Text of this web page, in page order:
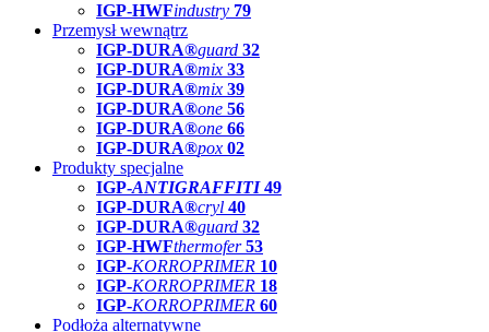
IGP-HWFindustry 79
Przemysł wewnątrz
IGP-DURA®guard 32
IGP-DURA®mix 33
IGP-DURA®mix 39
IGP-DURA®one 56
IGP-DURA®one 66
IGP-DURA®pox 02
Produkty specjalne
IGP-ANTIGRAFFITI49
IGP-DURA®cryl 40
IGP-DURA®guard 32
IGP-HWFthermofer 53
IGP-KORROPRIMER 10
IGP-KORROPRIMER 18
IGP-KORROPRIMER 60
Podłoża alternatywne